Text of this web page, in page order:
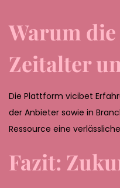
Warum
Zeitalter
Die Plattform vicibet
der Anbieter sowie in
Ressource eine
Fazit: